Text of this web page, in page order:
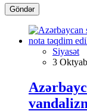
Göndər
Siyasət
3